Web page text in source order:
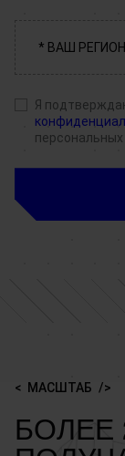
Я
МАСШТАБ
БОЛЕЕ